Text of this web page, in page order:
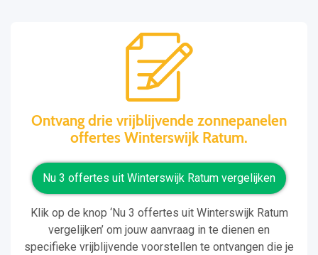
Ontvang drie vrijblijvende zonnepanelen
offertes Winterswijk Ratum.
Nu 3 offertes uit Winterswijk Ratum vergelijken
Klik op de knop ‘Nu 3 offertes uit Winterswijk Ratum
vergelijken’ om jouw aanvraag in te dienen en
specifieke vrijblijvende voorstellen te ontvangen die je